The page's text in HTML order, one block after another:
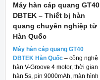
Máy hàn cáp quang GT40
DBTEK – Thiết bị hàn
quang chuyên nghiệp từ
Hàn Quốc
Máy hàn cáp quang GT40
DBTEK Hàn Quốc – công nghệ
hàn V-Groove 4 motor, thời gian
hàn 5s, pin 9000mAh, màn hình